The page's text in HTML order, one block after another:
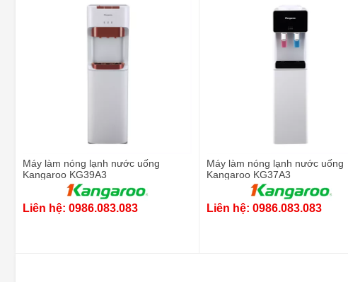
Máy làm nóng lạnh nước uống
Kangaroo KG39A3
Liên hệ: 0986.083.083
Máy làm nóng lạnh nước uống
Kangaroo KG37A3
Liên hệ: 0986.083.083